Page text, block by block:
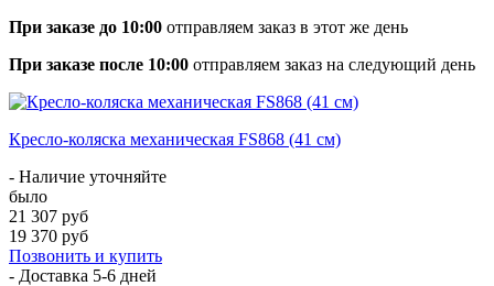
При заказе до 10:00 отправляем заказ в этот же день
При заказе после 10:00 отправляем заказ на следующий день
Кресло-коляска механическая FS868 (41 см)
- Наличие уточняйте
было
21 307 руб
19 370 руб
Позвонить и купить
- Доставка 5-6 дней